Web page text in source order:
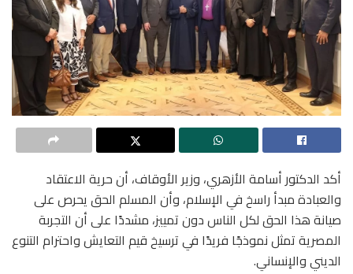
أكد الدكتور أسامة الأزهري، وزير الأوقاف، أن حرية الاعتقاد
والعبادة مبدأ راسخ في الإسلام، وأن المسلم الحق يحرص على
صيانة هذا الحق لكل الناس دون تمييز، مشددًا على أن التجربة
المصرية تمثل نموذجًا فريدًا في ترسيخ قيم التعايش واحترام التنوع
الديني والإنساني.